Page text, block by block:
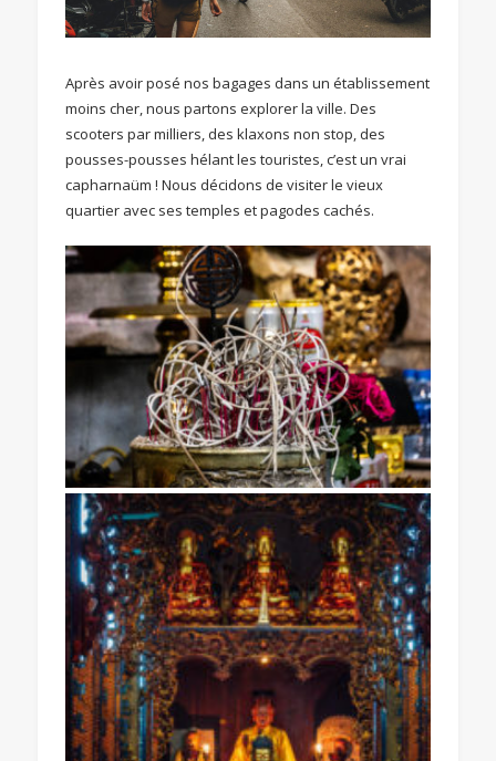
Après avoir posé nos bagages dans un établissement
moins cher, nous partons explorer la ville. Des
scooters par milliers, des klaxons non stop, des
pousses-pousses hélant les touristes, c’est un vrai
capharnaüm ! Nous décidons de visiter le vieux
quartier avec ses temples et pagodes cachés.